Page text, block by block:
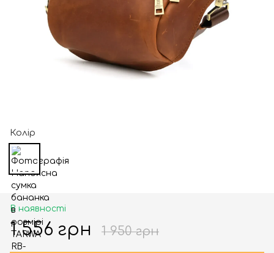
Колір
В наявності
1 556 грн 1 950 грн